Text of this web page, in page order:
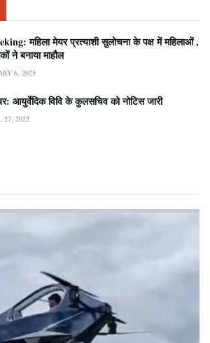
महिला मेयर प्रत्याशी सुलोचना के पक्ष में महिलाओं ,
ने बनाया माहौल
6, 2025
आयुर्वेदिक विवि के कुलसचिव को नोटिस जारी
27, 2022